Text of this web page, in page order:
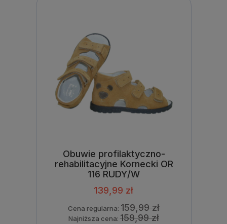
Obuwie profilaktyczno-
rehabilitacyjne Kornecki OR
116 RUDY/W
139,99 zł
Cena regularna: 159,99 zł
Najniższa cena: 159,99 zł